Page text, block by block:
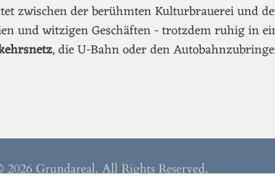
zwischen der berühmten Kulturbrauerei und
und witzigen Geschäften - trotzdem ruhig in
, die U-Bahn oder den
2026 Grundareal. All Rights Reserved.